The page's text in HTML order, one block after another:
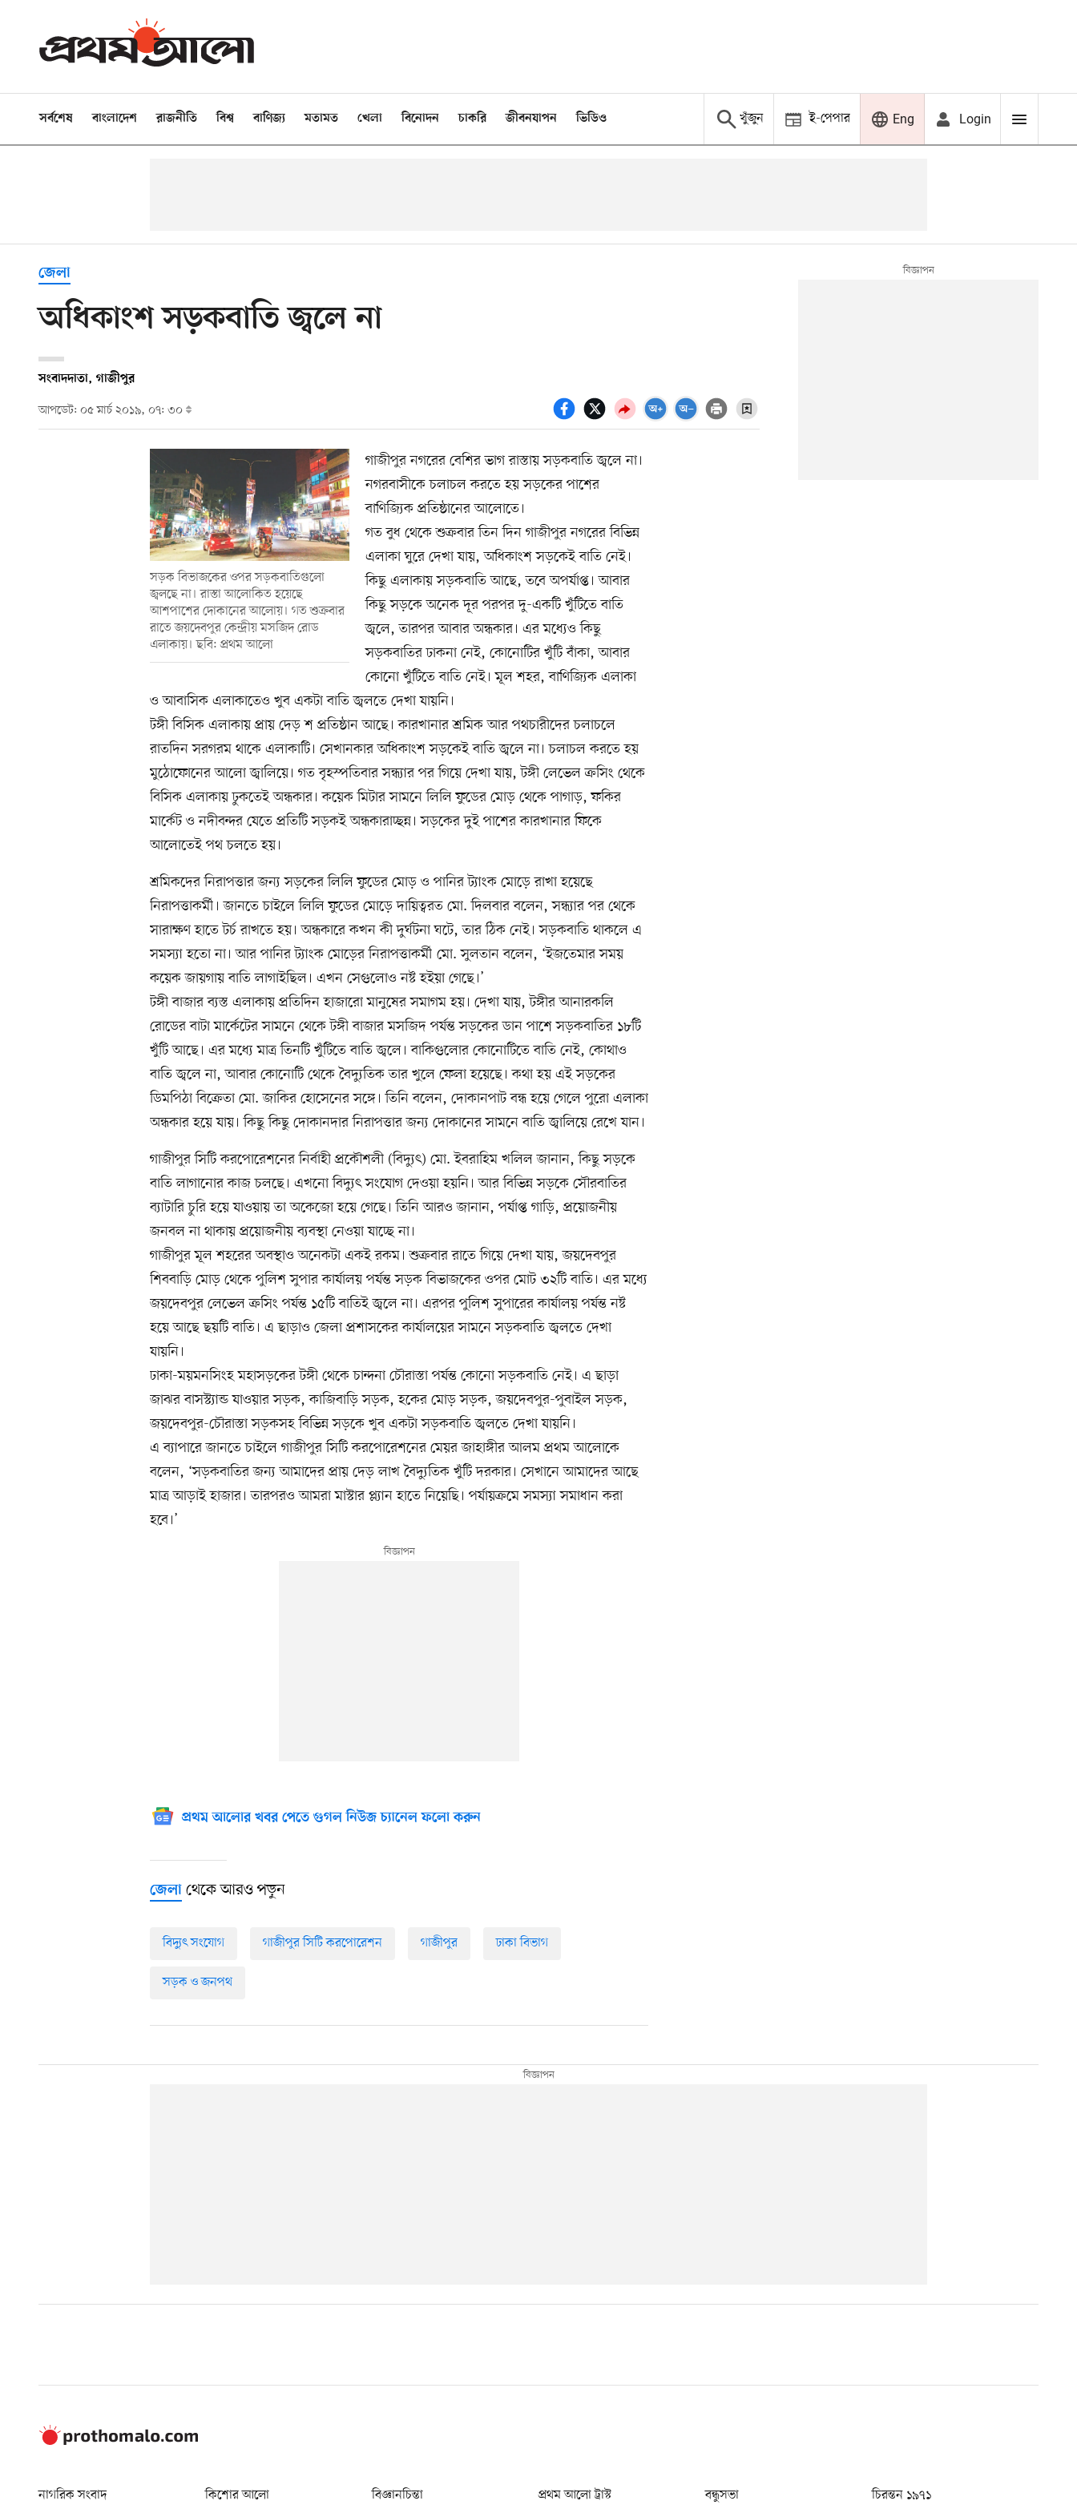
সর্বশেষ বাংলাদেশ রাজনীতি বিশ্ব বাণিজ্য মতামত খেলা বিনোদন চাকরি জীবনযাপন ভিডিও খুঁজুন ই-পেপার Eng Login
জেলা
অধিকাংশ সড়কবাতি জ্বলে না
সংবাদদাতা, গাজীপুর
আপডেট: ০৫ মার্চ ২০১৯, ০৭: ৩০
সড়ক বিভাজকের ওপর সড়কবাতিগুলো
জ্বলছে না। রাস্তা আলোকিত হয়েছে
আশপাশের দোকানের আলোয়। গত শুক্রবার
রাতে জয়দেবপুর কেন্দ্রীয় মসজিদ রোড
এলাকায়। ছবি: প্রথম আলো
গাজীপুর নগরের বেশির ভাগ রাস্তায় সড়কবাতি জ্বলে না।
নগরবাসীকে চলাচল করতে হয় সড়কের পাশের
বাণিজ্যিক প্রতিষ্ঠানের আলোতে।
গত বুধ থেকে শুক্রবার তিন দিন গাজীপুর নগরের বিভিন্ন
এলাকা ঘুরে দেখা যায়, অধিকাংশ সড়কেই বাতি নেই।
কিছু এলাকায় সড়কবাতি আছে, তবে অপর্যাপ্ত। আবার
কিছু সড়কে অনেক দূর পরপর দু-একটি খুঁটিতে বাতি
জ্বলে, তারপর আবার অন্ধকার। এর মধ্যেও কিছু
সড়কবাতির ঢাকনা নেই, কোনোটির খুঁটি বাঁকা, আবার
কোনো খুঁটিতে বাতি নেই। মূল শহর, বাণিজ্যিক এলাকা
ও আবাসিক এলাকাতেও খুব একটা বাতি জ্বলতে দেখা যায়নি।
টঙ্গী বিসিক এলাকায় প্রায় দেড় শ প্রতিষ্ঠান আছে। কারখানার শ্রমিক আর পথচারীদের চলাচলে
রাতদিন সরগরম থাকে এলাকাটি। সেখানকার অধিকাংশ সড়কেই বাতি জ্বলে না। চলাচল করতে হয়
মুঠোফোনের আলো জ্বালিয়ে। গত বৃহস্পতিবার সন্ধ্যার পর গিয়ে দেখা যায়, টঙ্গী লেভেল ক্রসিং থেকে
বিসিক এলাকায় ঢুকতেই অন্ধকার। কয়েক মিটার সামনে লিলি ফুডের মোড় থেকে পাগাড়, ফকির
মার্কেট ও নদীবন্দর যেতে প্রতিটি সড়কই অন্ধকারাচ্ছন্ন। সড়কের দুই পাশের কারখানার ফিকে
আলোতেই পথ চলতে হয়।
শ্রমিকদের নিরাপত্তার জন্য সড়কের লিলি ফুডের মোড় ও পানির ট্যাংক মোড়ে রাখা হয়েছে
নিরাপত্তাকর্মী। জানতে চাইলে লিলি ফুডের মোড়ে দায়িত্বরত মো. দিলবার বলেন, সন্ধ্যার পর থেকে
সারাক্ষণ হাতে টর্চ রাখতে হয়। অন্ধকারে কখন কী দুর্ঘটনা ঘটে, তার ঠিক নেই। সড়কবাতি থাকলে এ
সমস্যা হতো না। আর পানির ট্যাংক মোড়ের নিরাপত্তাকর্মী মো. সুলতান বলেন, ‘ইজতেমার সময়
কয়েক জায়গায় বাতি লাগাইছিল। এখন সেগুলোও নষ্ট হইয়া গেছে।’
টঙ্গী বাজার ব্যস্ত এলাকায় প্রতিদিন হাজারো মানুষের সমাগম হয়। দেখা যায়, টঙ্গীর আনারকলি
রোডের বাটা মার্কেটের সামনে থেকে টঙ্গী বাজার মসজিদ পর্যন্ত সড়কের ডান পাশে সড়কবাতির ১৮টি
খুঁটি আছে। এর মধ্যে মাত্র তিনটি খুঁটিতে বাতি জ্বলে। বাকিগুলোর কোনোটিতে বাতি নেই, কোথাও
বাতি জ্বলে না, আবার কোনোটি থেকে বৈদ্যুতিক তার খুলে ফেলা হয়েছে। কথা হয় এই সড়কের
ডিমপিঠা বিক্রেতা মো. জাকির হোসেনের সঙ্গে। তিনি বলেন, দোকানপাট বন্ধ হয়ে গেলে পুরো এলাকা
অন্ধকার হয়ে যায়। কিছু কিছু দোকানদার নিরাপত্তার জন্য দোকানের সামনে বাতি জ্বালিয়ে রেখে যান।
গাজীপুর সিটি করপোরেশনের নির্বাহী প্রকৌশলী (বিদ্যুৎ) মো. ইবরাহিম খলিল জানান, কিছু সড়কে
বাতি লাগানোর কাজ চলছে। এখনো বিদ্যুৎ সংযোগ দেওয়া হয়নি। আর বিভিন্ন সড়কে সৌরবাতির
ব্যাটারি চুরি হয়ে যাওয়ায় তা অকেজো হয়ে গেছে। তিনি আরও জানান, পর্যাপ্ত গাড়ি, প্রয়োজনীয়
জনবল না থাকায় প্রয়োজনীয় ব্যবস্থা নেওয়া যাচ্ছে না।
গাজীপুর মূল শহরের অবস্থাও অনেকটা একই রকম। শুক্রবার রাতে গিয়ে দেখা যায়, জয়দেবপুর
শিববাড়ি মোড় থেকে পুলিশ সুপার কার্যালয় পর্যন্ত সড়ক বিভাজকের ওপর মোট ৩২টি বাতি। এর মধ্যে
জয়দেবপুর লেভেল ক্রসিং পর্যন্ত ১৫টি বাতিই জ্বলে না। এরপর পুলিশ সুপারের কার্যালয় পর্যন্ত নষ্ট
হয়ে আছে ছয়টি বাতি। এ ছাড়াও জেলা প্রশাসকের কার্যালয়ের সামনে সড়কবাতি জ্বলতে দেখা
যায়নি।
ঢাকা-ময়মনসিংহ মহাসড়কের টঙ্গী থেকে চান্দনা চৌরাস্তা পর্যন্ত কোনো সড়কবাতি নেই। এ ছাড়া
জাঝর বাসস্ট্যান্ড যাওয়ার সড়ক, কাজিবাড়ি সড়ক, হকের মোড় সড়ক, জয়দেবপুর-পুবাইল সড়ক,
জয়দেবপুর-চৌরাস্তা সড়কসহ বিভিন্ন সড়কে খুব একটা সড়কবাতি জ্বলতে দেখা যায়নি।
এ ব্যাপারে জানতে চাইলে গাজীপুর সিটি করপোরেশনের মেয়র জাহাঙ্গীর আলম প্রথম আলোকে
বলেন, ‘সড়কবাতির জন্য আমাদের প্রায় দেড় লাখ বৈদ্যুতিক খুঁটি দরকার। সেখানে আমাদের আছে
মাত্র আড়াই হাজার। তারপরও আমরা মাস্টার প্ল্যান হাতে নিয়েছি। পর্যায়ক্রমে সমস্যা সমাধান করা
হবে।’
প্রথম আলোর খবর পেতে গুগল নিউজ চ্যানেল ফলো করুন
জেলা থেকে আরও পড়ুন
বিদ্যুৎ সংযোগ গাজীপুর সিটি করপোরেশন গাজীপুর ঢাকা বিভাগ
সড়ক ও জনপথ
নাগরিক সংবাদ কিশোর আলো বিজ্ঞানচিন্তা প্রথম আলো ট্রাস্ট বন্ধুসভা চিরন্তন ১৯৭১